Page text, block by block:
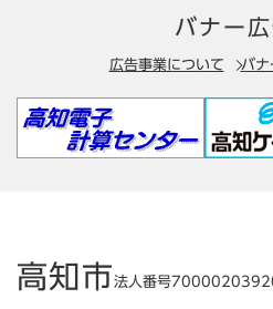
バナー
広告事業について バナ
高知市法人番号